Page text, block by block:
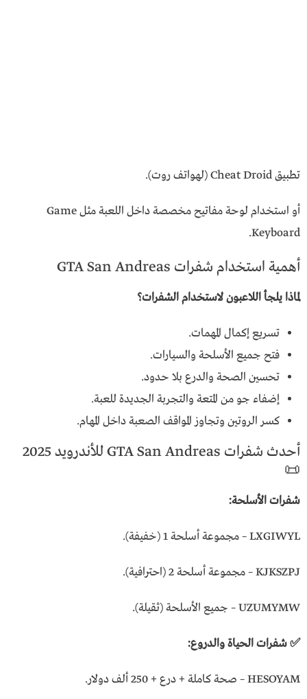
تطبيق Cheat Droid (لهواتف روت).
أو استخدام لوحة مفاتيح مخصصة داخل اللعبة مثل Game
Keyboard.
أهمية استخدام شفرات GTA San Andreas
لماذا يلجأ اللاعبون لاستخدام الشفرات؟
تسريع إكمال المهمات.
فتح جميع الأسلحة والسيارات.
تحسين الصحة والدرع بلا حدود.
إضفاء جو من المتعة والتجربة الجديدة للعبة.
كسر الروتين وتجاوز المواقف الصعبة داخل المهام.
أحدث شفرات GTA San Andreas للأندرويد 2025
📜
شفرات الأسلحة:
LXGIWYL – مجموعة أسلحة 1 (خفيفة).
KJKSZPJ – مجموعة أسلحة 2 (احترافية).
UZUMYMW – جميع الأسلحة (ثقيلة).
✅ شفرات الحياة والدروع:
HESOYAM – صحة كاملة + درع + 250 ألف دولار.